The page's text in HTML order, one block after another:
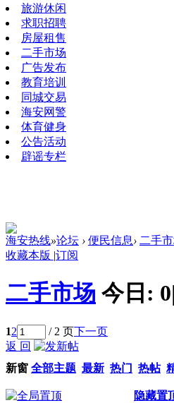
旅游休闲
求职招聘
房屋租售
二手市场
广告发布
教育培训
同城交易
海安网警
体育健身
公告活动
辟谣专栏
海安热线»论坛 › 便民信息› 二手
收藏本版 |订阅
二手市场 今日: 0|
12 / 2 页下一页
返 回
新窗 全部主题 最新 热门 热帖
隐藏置